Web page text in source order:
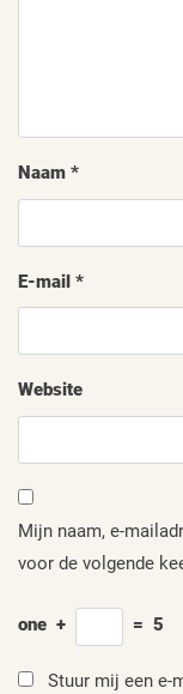
Naam *
E-mail *
Website
Mijn naam, e-
voor de volgende
one + = 5
Stuur mij een e-